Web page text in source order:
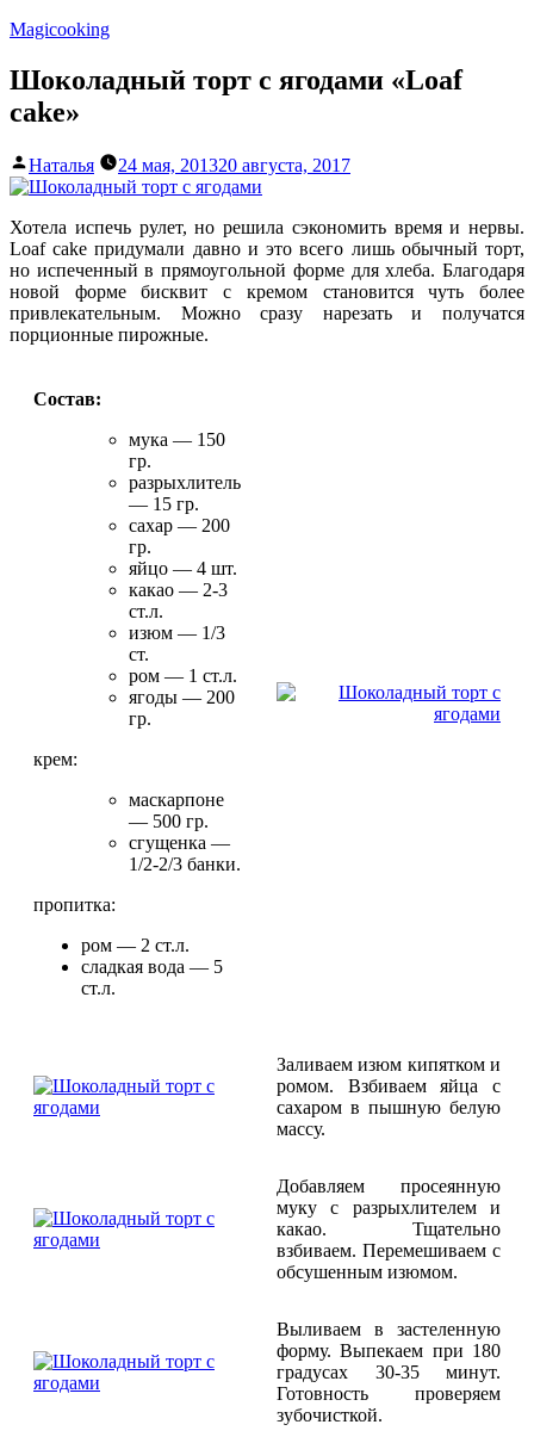
Перейти
содержимому
Magicooking
Шоколадный торт с ягодами «Loaf
cake»
Написано
автором
Наталья 24 мая, 201320 августа, 2017
Хотела испечь рулет, но решила сэкономить время и нервы.
Loaf cake придумали давно и это всего лишь обычный торт,
но испеченный в прямоугольной форме для хлеба. Благодаря
новой форме бисквит с кремом становится чуть более
привлекательным. Можно сразу нарезать и получатся
порционные пирожные.
Состав:
мука — 150
гр.
разрыхлитель
— 15 гр.
сахар — 200
гр.
яйцо — 4 шт.
какао — 2-3
ст.л.
изюм — 1/3
ст.
ром — 1 ст.л.
ягоды — 200
гр.
крем:
маскарпоне
— 500 гр.
сгущенка —
1/2-2/3 банки.
пропитка:
ром — 2 ст.л.
сладкая вода — 5
ст.л.
Заливаем изюм кипятком и
ромом. Взбиваем яйца с
сахаром в пышную белую
массу.
Добавляем просеянную
муку с разрыхлителем и
какао. Тщательно
взбиваем. Перемешиваем с
обсушенным изюмом.
Выливаем в застеленную
форму. Выпекаем при 180
градусах 30-35 минут.
Готовность проверяем
зубочисткой.